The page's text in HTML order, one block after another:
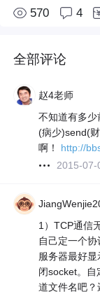
570 4
全部评论
赵4老师
不知道有多
(病少)send(
啊！ http://
2015-07-
1）TCP通信
自己定一个
服务器最好
闭socket。自
道文件名吧？